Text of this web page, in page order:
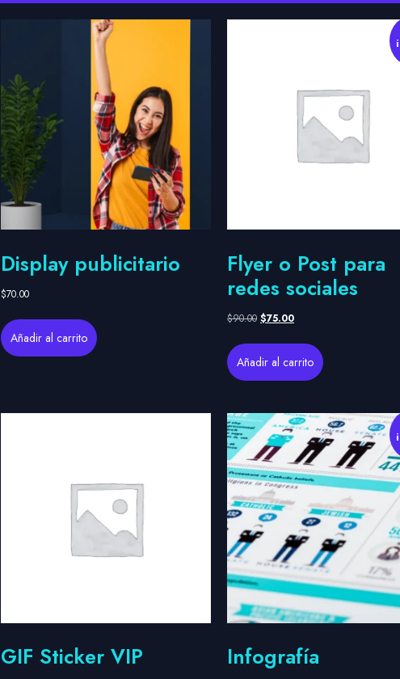
Display publicitario
$70.00
Añadir al carrito
Flyer o Post para
redes sociales
$90.00 $75.00
Añadir al carrito
GIF Sticker VIP Infografía